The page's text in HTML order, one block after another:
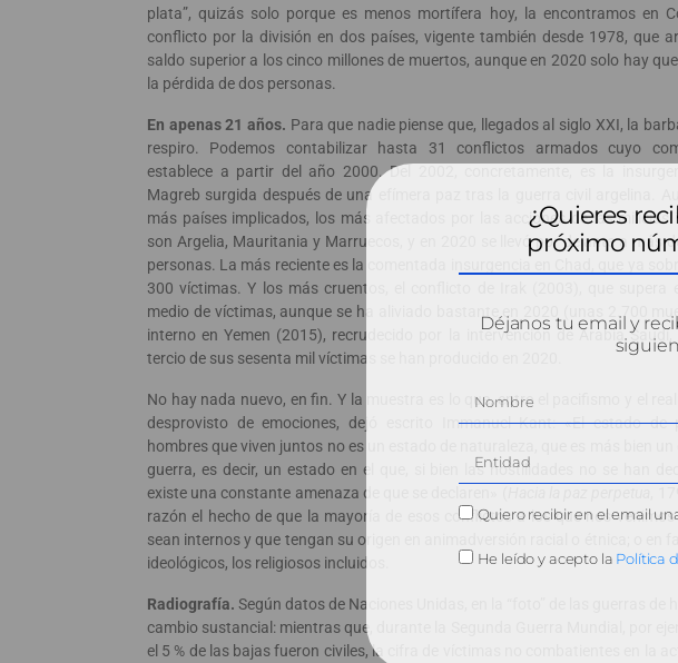
plata”, quizás solo porque es menos mortífera hoy, la encontramos en
conflicto por la división en dos países, vigente también desde 1978, que
saldo superior a los cinco millones de muertos, aunque en 2020 solo hay
la pérdida de dos personas.
En apenas 21 años. Para que nadie piense que, llegados al siglo XXI, la
respiro. Podemos contabilizar hasta 31 conflictos armados cuyo
establece a partir del año 2000. Del 2002, concretamente, es la
Magreb surgida después de una efímera paz tras la guerra civil argelina.
más países implicados, los más afectados por las acciones de las milicias
son Argelia, Mauritania y Marruecos, y en 2020 se llevó por delante a más
personas. La más reciente es la comentada insurgencia en Chad, que ya
300 víctimas. Y los más cruentos, el conflicto de Irak (2003), que supera
medio de víctimas, aunque se ha aliviado bastante en 2020 (unas 2.700
interno en Yemen (2015), recrudecido por la intervención de Arabia Saudí,
tercio de sus sesenta mil víctimas se han producido en 2020.
No hay nada nuevo, en fin. Y la muestra es lo que, entre el pacifismo y el
desprovisto de emociones, dejó escrito Immanuel Kant: «El estado de
hombres que viven juntos no es un estado de naturaleza, que es más bien un
guerra, es decir, un estado en el que, si bien las hostilidades no se han
existe una constante amenaza de que se declaren» (
razón el hecho de que la mayoría de esos conflictos a los que nos
sean internos y que tengan su origen en animadversión racial o étnica; o en
ideológicos, los religiosos incluidos.
Radiografía. Según datos de Naciones Unidas, en la “foto” de las guerras de
cambio sustancial: mientras que, durante la Segunda Guerra Mundial, por
el 5 % de las bajas fueron civiles, la cifra de víctimas no combatientes en la
¿Quieres
próximo
Déjanos tu email y
Quiero recibir en el email
He leído y acepto la Política